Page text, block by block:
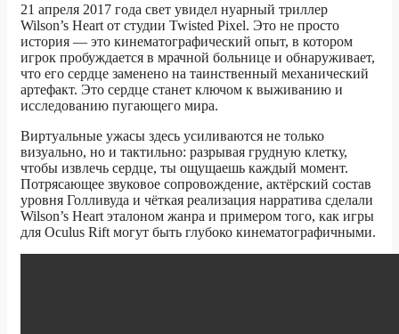
21 апреля 2017 года свет увидел нуарный триллер
Wilson’s Heart от студии Twisted Pixel. Это не просто
история — это кинематографический опыт, в котором
игрок пробуждается в мрачной больнице и обнаруживает,
что его сердце заменено на таинственный механический
артефакт. Это сердце станет ключом к выживанию и
исследованию пугающего мира.
Виртуальные ужасы здесь усиливаются не только
визуально, но и тактильно: разрывая грудную клетку,
чтобы извлечь сердце, ты ощущаешь каждый момент.
Потрясающее звуковое сопровождение, актёрский состав
уровня Голливуда и чёткая реализация нарратива сделали
Wilson’s Heart эталоном жанра и примером того, как игры
для Oculus Rift могут быть глубоко кинематографичными.